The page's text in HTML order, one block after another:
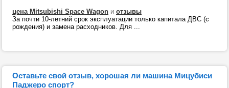
цена Mitsubishi Space Wagon и отзывы
За почти 10-летний срок эксплуатации только капитала ДВС (с
рождения) и замена расходников. Для ...
Оставьте свой отзыв, хорошая ли машина Мицубиси
Паджеро спорт?